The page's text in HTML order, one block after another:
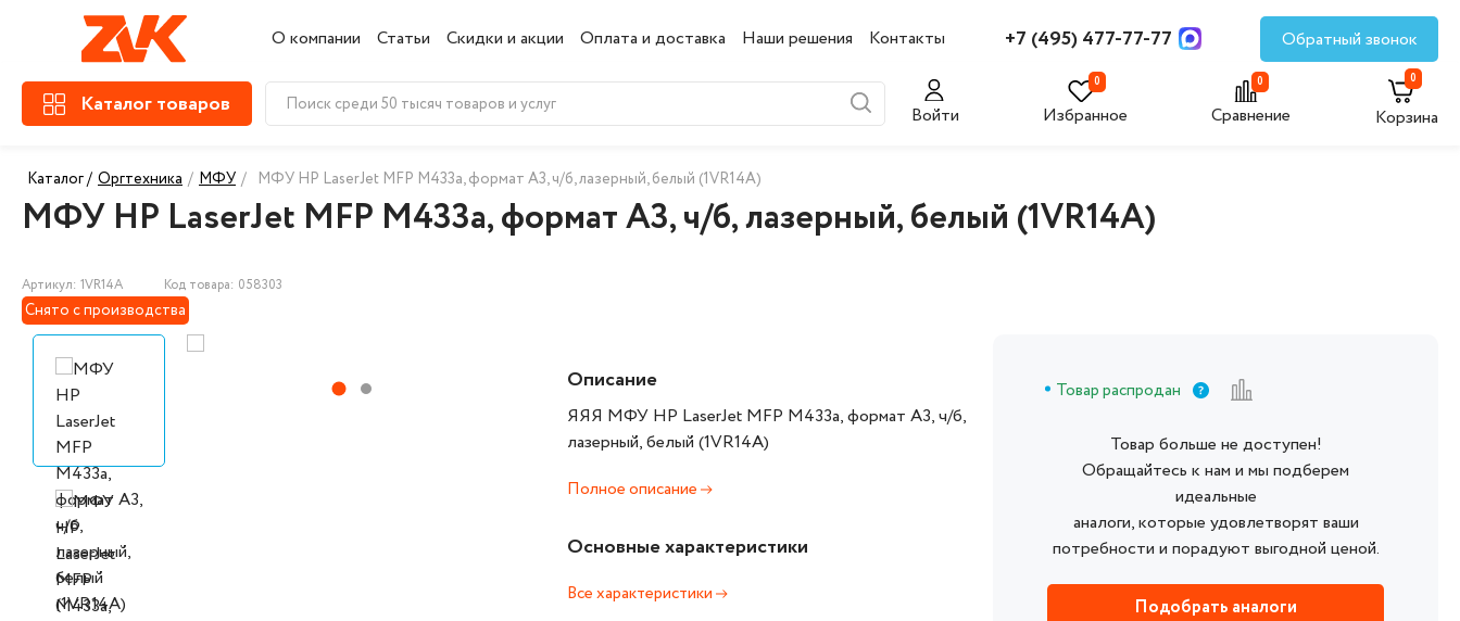
О компании Статьи Скидки и акции Оплата и доставка Наши решения Контакты +7 (495) 477-77-77 Обратный звонок
Каталог товаров Войти
0
Избранное
0
Сравнение
0
Корзина
Каталог / Оргтехника / МФУ / МФУ HP LaserJet MFP M433a, формат А3, ч/б, лазерный, белый (1VR14A)
МФУ HP LaserJet MFP M433a, формат А3, ч/б, лазерный, белый (1VR14A)
Артикул: 1VR14A Код товара: 058303
Снято с производства
Описание
ЯЯЯ МФУ HP LaserJet MFP M433a, формат А3, ч/б,
лазерный, белый (1VR14A)
Полное описание
Основные характеристики
Все характеристики
Товар распродан
Товар больше не доступен!
Обращайтесь к нам и мы подберем
идеальные
аналоги, которые удовлетворят ваши
потребности и порадуют выгодной ценой.
Подобрать аналоги